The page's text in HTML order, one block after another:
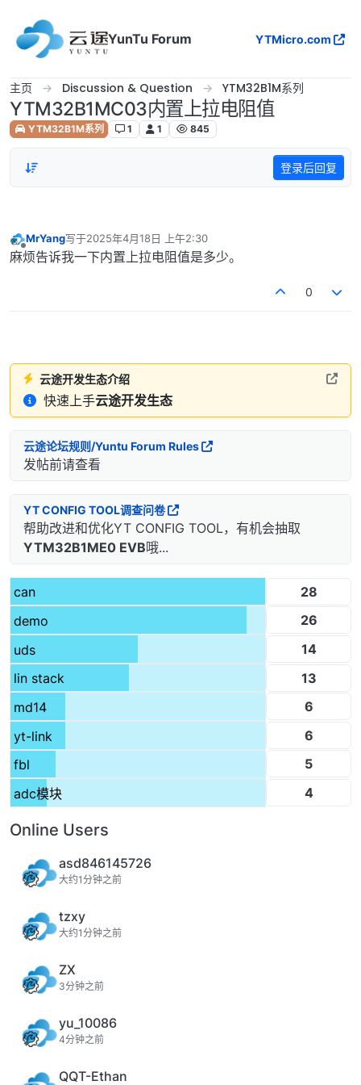
YunTu Forum
YTMicro.com
主页 Discussion & Question YTM32B1M系列
YTM32B1MC03内置上拉电阻值
YTM32B1M系列 1 1 845
登录后回复
离线
MrYang写于2025年4月18日 上午2:30
最后由 编辑
麻烦告诉我一下内置上拉电阻值是多少。
0
云途开发生态介绍
快速上手云途开发生态
云途论坛规则/Yuntu Forum Rules
发帖前请查看
YT CONFIG TOOL调查问卷
帮助改进和优化YT CONFIG TOOL，有机会抽取
YTM32B1ME0 EVB哦...
can
28
demo
26
uds
14
lin stack
13
md14
6
yt-link
6
fbl
5
adc模块
4
Online Users
asd846145726
大约1分钟之前
tzxy
大约1分钟之前
ZX
3分钟之前
yu_10086
4分钟之前
QQT-Ethan